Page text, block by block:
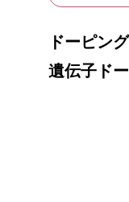
ドーピン
遺伝子ド